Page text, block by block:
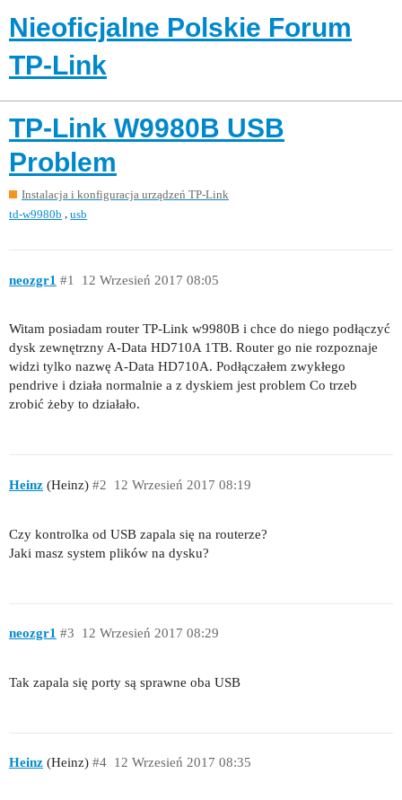
Nieoficjalne Polskie Forum
TP-Link
TP-Link W9980B USB
Problem
Instalacja i konfiguracja urządzeń TP-Link
td-w9980b ,usb
neozgr1 12 Wrzesień 2017 08:05
#1
Witam posiadam router TP-Link w9980B i chce do niego podłączyć
dysk zewnętrzny A-Data HD710A 1TB. Router go nie rozpoznaje
widzi tylko nazwę A-Data HD710A. Podłączałem zwykłego
pendrive i działa normalnie a z dyskiem jest problem Co trzeb
zrobić żeby to działało.
Heinz (Heinz) 12 Wrzesień 2017 08:19
#2
Czy kontrolka od USB zapala się na routerze?
Jaki masz system plików na dysku?
neozgr1 12 Wrzesień 2017 08:29
#3
Tak zapala się porty są sprawne oba USB
Heinz (Heinz) 12 Wrzesień 2017 08:35
#4